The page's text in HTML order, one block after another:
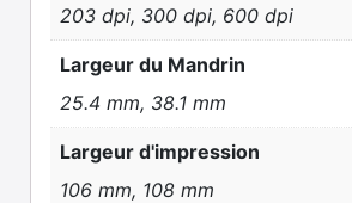
203 dpi, 300 dpi, 600 dpi
Largeur du Mandrin
25.4 mm, 38.1 mm
Largeur d'impression
106 mm, 108 mm